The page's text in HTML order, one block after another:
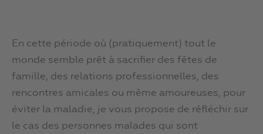
En cette période où (pratiquement) tout le
monde semble prêt à sacrifier des fêtes de
famille, des relations professionnelles, des
rencontres amicales ou même amoureuses, pour
éviter la maladie, je vous propose de réfléchir sur
le cas des personnes malades qui sont